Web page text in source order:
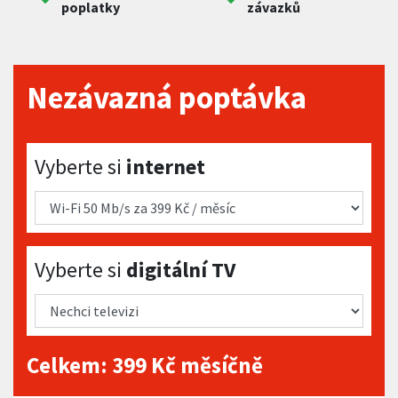
poplatky závazků
Nezávazná poptávka
Vyberte si internet
Vyberte si internet
Vyberte si digitální TV
Vyberte si digitální TV
Celkem: 399 Kč měsíčně